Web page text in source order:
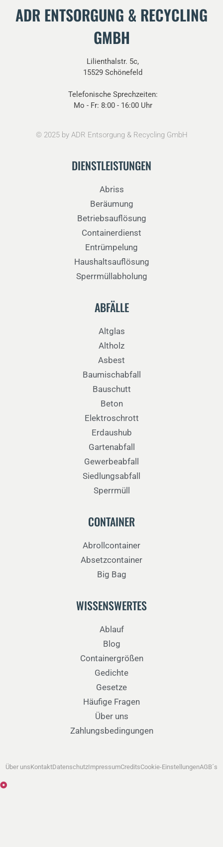
ADR ENTSORGUNG & RECYCLING
GMBH
Lilienthalstr. 5c,
15529 Schönefeld
Telefonische Sprechzeiten:
Mo - Fr: 8:00 - 16:00 Uhr
© 2025by ADR Entsorgung & Recycling GmbH
DIENSTLEISTUNGEN
Abriss
Beräumung
Betriebsauflösung
Containerdienst
Entrümpelung
Haushaltsauflösung
Sperrmüllabholung
ABFÄLLE
Altglas
Altholz
Asbest
Baumischabfall
Bauschutt
Beton
Elektroschrott
Erdaushub
Gartenabfall
Gewerbeabfall
Siedlungsabfall
Sperrmüll
CONTAINER
Abrollcontainer
Absetzcontainer
Big Bag
WISSENSWERTES
Ablauf
Blog
Containergrößen
Gedichte
Gesetze
Häufige Fragen
Über uns
Zahlungsbedingungen
Über unsKontaktDatenschutzImpressumCreditsCookie-EinstellungenAGB´s